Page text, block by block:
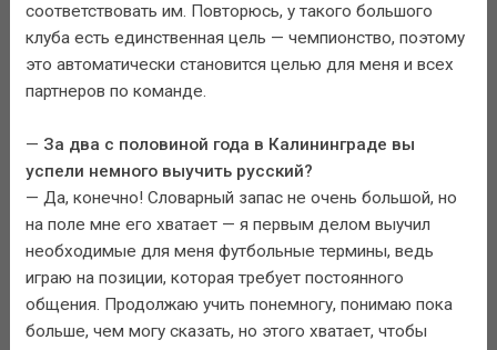
соответствовать им. Повторюсь, у такого большого
клуба есть единственная цель — чемпионство, поэтому
это автоматически становится целью для меня и всех
партнеров по команде.
— За два с половиной года в Калининграде вы
успели немного выучить русский?
— Да, конечно! Словарный запас не очень большой, но
на поле мне его хватает — я первым делом выучил
необходимые для меня футбольные термины, ведь
играю на позиции, которая требует постоянного
общения. Продолжаю учить понемногу, понимаю пока
больше, чем могу сказать, но этого хватает, чтобы